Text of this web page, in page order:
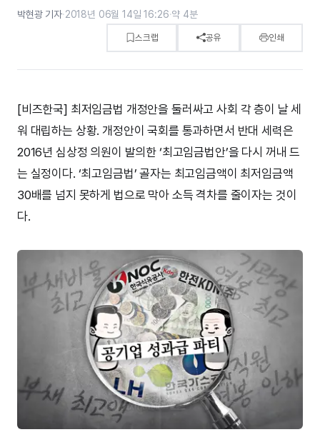
박현광 기자·2018년 06월 14일 16:26·약 4분
스크랩 공유 인쇄
[비즈한국] 최저임금법 개정안을 둘러싸고 사회 각 층이 날 세
워 대립하는 상황. 개정안이 국회를 통과하면서 반대 세력은
2016년 심상정 의원이 발의한 ‘최고임금법안’을 다시 꺼내 드
는 실정이다. ‘최고임금법’ 골자는 최고임금액이 최저임금액
30배를 넘지 못하게 법으로 막아 소득 격차를 줄이자는 것이
다.